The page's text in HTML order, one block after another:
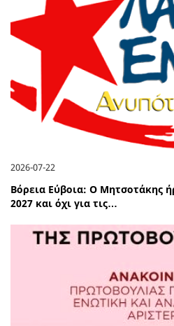
2026-07-22
Βόρεια Εύβοια: Ο Μητσοτάκης
2027 και όχι για τις…